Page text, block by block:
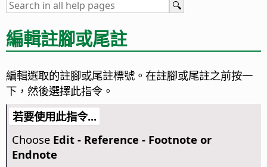
編輯註腳或尾註
編輯選取的註腳或尾註標號。在註腳或尾註之前按一
下，然後選擇此指令。
若要使用此指令...
Choose Edit - Reference - Footnote or
Endnote